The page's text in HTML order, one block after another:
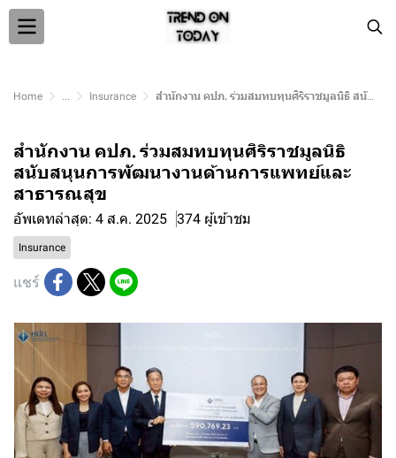
Home ... Insurance สำนักงาน คปภ. ร่วมสมทบทุนศิริราชมูลนิธิ สนับสนุนการพัฒนางานด้านการแพทย์และสาธารณสุข
สำนักงาน คปภ. ร่วมสมทบทุนศิริราชมูลนิธิ
สนับสนุนการพัฒนางานด้านการแพทย์และ
สาธารณสุข
อัพเดทล่าสุด: 4 ส.ค. 2025 374 ผู้เข้าชม
Insurance
แชร์